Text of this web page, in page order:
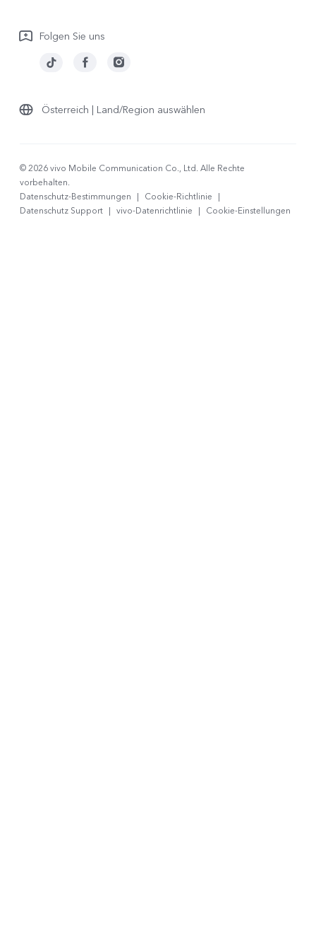
Folgen Sie uns
Österreich | Land/Region auswählen
© 2026 vivo Mobile Communication Co., Ltd. Alle Rechte
vorbehalten.
Datenschutz-Bestimmungen
| Cookie-Richtlinie
|
Datenschutz Support | vivo-Datenrichtlinie | Cookie-Einstellungen